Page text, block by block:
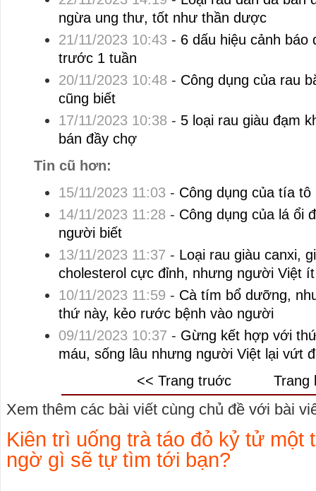
ngừa ung thư, tốt như thần dược
21/11/2023 10:43 - 6 dấu hiệu cảnh báo
trước 1 tuần
20/11/2023 10:48 - Công dụng của rau
cũng biết
17/11/2023 10:38 - 5 loại rau giàu đạm
bán đầy chợ
Tin cũ hơn:
15/11/2023 11:03 - Công dụng của tía
14/11/2023 11:28 - Công dụng của lá ổi
người biết
13/11/2023 11:37 - Loại rau giàu canxi,
cholesterol cực đỉnh, nhưng người Việt
10/11/2023 11:59 - Cà tím bổ dưỡng,
thứ này, kẻo rước bệnh vào người
09/11/2023 10:37 - Gừng kết hợp với
máu, sống lâu nhưng người Việt lại vứt
<< Trang truớc
Trang
Xem thêm các bài viết cùng chủ đề với bài
Kiên trì uống trà táo đỏ kỷ tử một
ngờ gì sẽ tự tìm tới bạn?